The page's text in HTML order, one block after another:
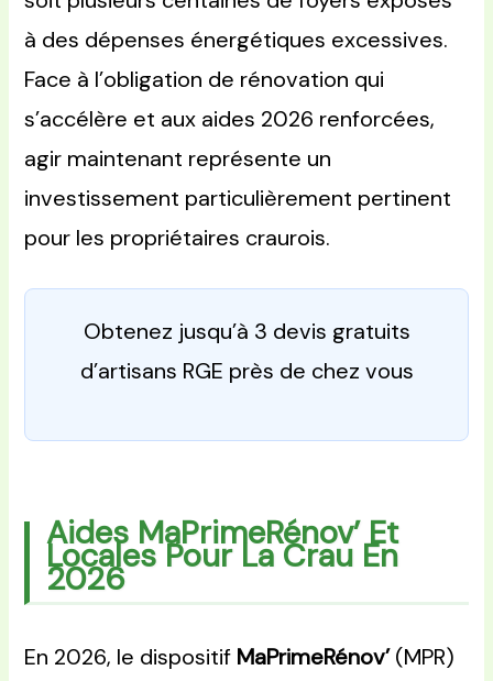
à des dépenses énergétiques excessives.
Face à l’obligation de rénovation qui
s’accélère et aux aides 2026 renforcées,
agir maintenant représente un
investissement particulièrement pertinent
pour les propriétaires craurois.
Obtenez jusqu’à 3 devis gratuits
d’artisans RGE près de chez vous
Aides MaPrimeRénov’ Et
Locales Pour La Crau En
2026
En 2026, le dispositif MaPrimeRénov’(MPR)